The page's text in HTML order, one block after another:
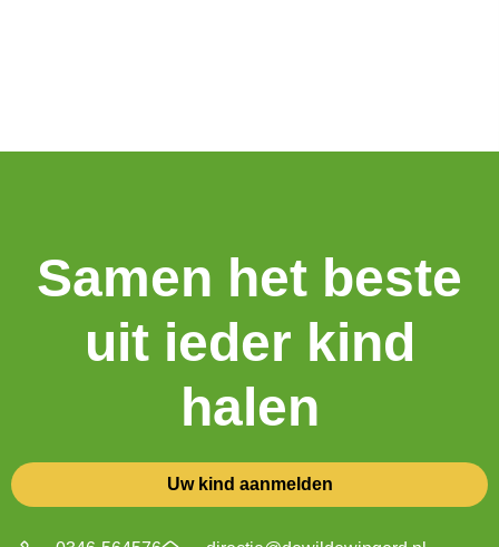
Samen het beste
uit ieder kind
halen
Uw kind aanmelden